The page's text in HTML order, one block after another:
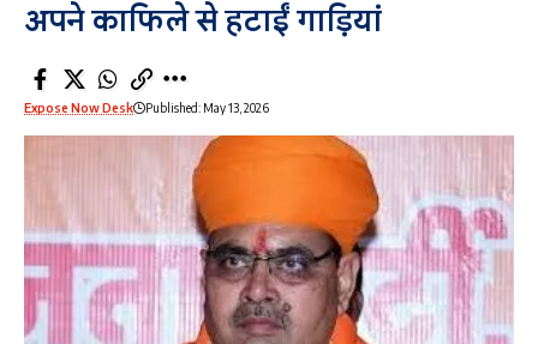
अपने काफिले से हटाईं गाड़ियां
Expose Now Desk Published: May 13, 2026